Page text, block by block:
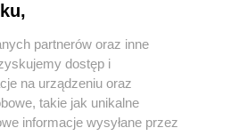
partnerów oraz inne
dostęp i
na urządzeniu oraz
takie jak unikalne
informacje wysyłane przez